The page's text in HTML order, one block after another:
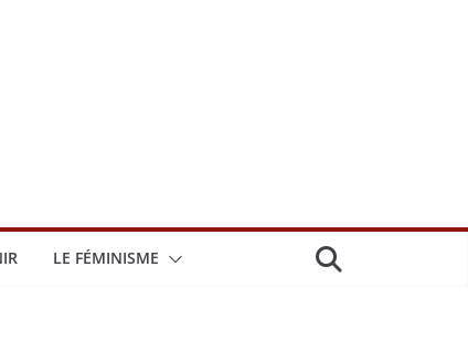
LE FÉMINISME